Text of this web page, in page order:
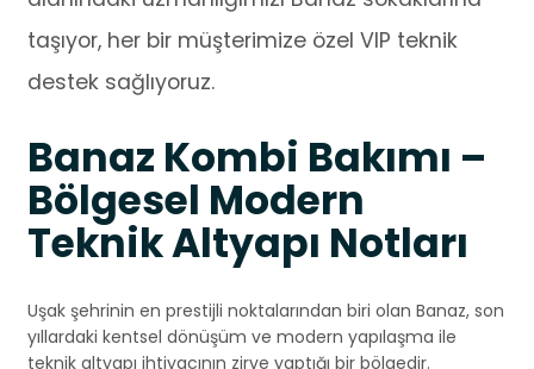
taşıyor, her bir müşterimize özel VIP teknik
destek sağlıyoruz.
Banaz Kombi Bakımı –
Bölgesel Modern
Teknik Altyapı Notları
Uşak şehrinin en prestijli noktalarından biri olan Banaz, son
yıllardaki kentsel dönüşüm ve modern yapılaşma ile
teknik altyapı ihtiyacının zirve yaptığı bir bölgedir.